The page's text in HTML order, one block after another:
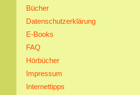
Bücher
Datenschutzerklärung
E-Books
FAQ
Hörbücher
Impressum
Internettipps